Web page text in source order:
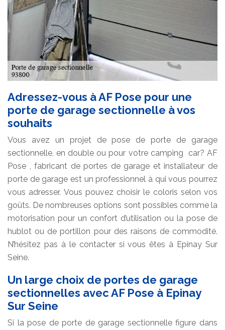
Adressez-vous à AF Pose pour une
porte de garage sectionnelle à vos
souhaits
Vous avez un projet de pose de porte de garage
sectionnelle, en double ou pour votre camping car? AF
Pose , fabricant de portes de garage et installateur de
porte de garage est un professionnel à qui vous pourrez
vous adresser. Vous pouvez choisir le coloris selon vos
goûts. De nombreuses options sont possibles comme la
motorisation pour un confort d’utilisation ou la pose de
hublot ou de portillon pour des raisons de commodité.
N’hésitez pas à le contacter si vous êtes à Epinay Sur
Seine.
Un large choix de portes de garage
sectionnelles avec AF Pose à Epinay
Sur Seine
Si la pose de porte de garage sectionnelle figure dans